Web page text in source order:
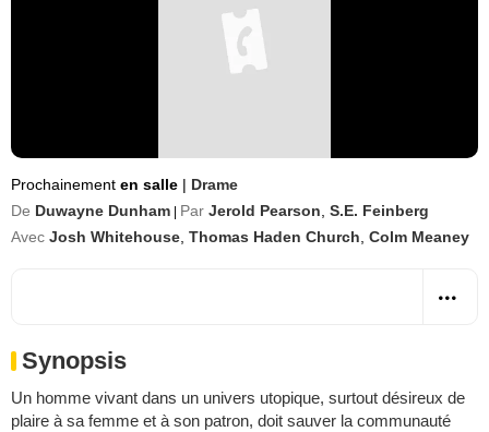
Prochainement en salle | Drame
De Duwayne Dunham Par Jerold Pearson S.E. Feinberg
Avec Josh Whitehouse Thomas Haden Church Colm Meaney
Synopsis
Un homme vivant dans un univers utopique, surtout désireux de
plaire à sa femme et à son patron, doit sauver la communauté